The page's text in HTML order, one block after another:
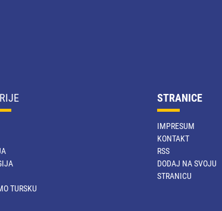
TURSKU
STRANICE
IMPRESUM
KONTAKT
RSS
DODAJ NA SVOJU
STRANICU